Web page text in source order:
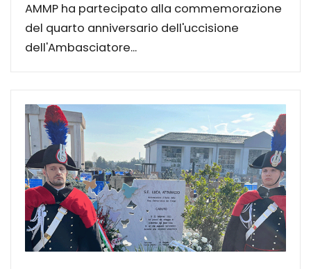
AMMP ha partecipato alla commemorazione
del quarto anniversario dell'uccisione
dell'Ambasciatore...